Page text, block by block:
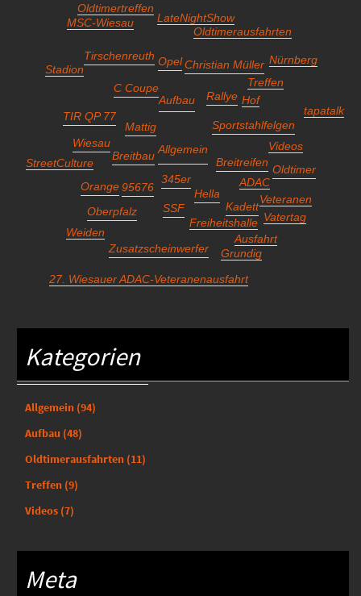
Allgemein
Aufbau
345er
Breitbau Breitreifen
Hella
Mattig
Rallye
Sportstahlfelgen
SSF
95676
C Coupe
Christian Müller
Kadett
Oberpfalz
Opel
Orange
TIR QP 77
Tirschenreuth
Wiesau
Zusatzscheinwerfer
Oldtimer
Oldtimerausfahrten
Treffen
Videos
ADAC
Ausfahrt
Freiheitshalle
Hof
LateNightShow
StreetCulture
Veteranen
27. Wiesauer ADAC-Veteranenausfahrt
MSC-Wiesau
Oldtimertreffen
Vatertag
Weiden
Grundig
Nürnberg
Stadion
tapatalk
Kategorien
Allgemein (94)
Aufbau (48)
Oldtimerausfahrten (11)
Treffen (9)
Videos (7)
Meta